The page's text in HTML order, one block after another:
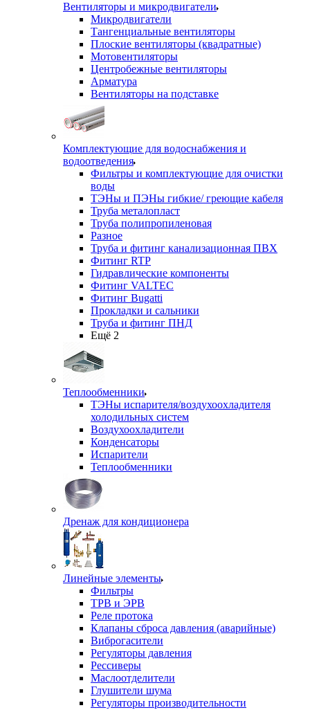
Вентиляторы и микродвигатели
Микродвигатели
Тангенциальные вентиляторы
Плоские вентиляторы (квадратные)
Мотовентиляторы
Центробежные вентиляторы
Арматура
Вентиляторы на подставке
Комплектующие для водоснабжения и
водоотведения
Фильтры и комплектующие для очистки
воды
ТЭНы и ПЭНы гибкие/ греющие кабеля
Труба металопласт
Труба полипропиленовая
Разное
Труба и фитинг канализационная ПВХ
Фитинг RTP
Гидравлические компоненты
Фитинг VALTEC
Фитинг Bugatti
Прокладки и сальники
Труба и фитинг ПНД
Ещё 2
Теплообменники
ТЭНы испарителя/воздухоохладителя
холодильных систем
Воздухоохладители
Конденсаторы
Испарители
Теплообменники
Дренаж для кондиционера
Линейные элементы
Фильтры
ТРВ и ЭРВ
Реле протока
Клапаны сброса давления (аварийные)
Виброгасители
Регуляторы давления
Рессиверы
Маслоотделители
Глушители шума
Регуляторы производительности